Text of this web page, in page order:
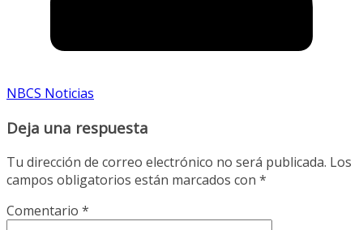
NBCS Noticias
Deja una respuesta
Tu dirección de correo electrónico no será publicada. Los
campos obligatorios están marcados con *
Comentario *